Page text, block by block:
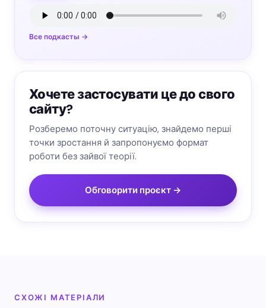
Все подкасты →
Хочете застосувати це до свого
сайту?
Розберемо поточну ситуацію, знайдемо перші
точки зростання й запропонуємо формат
роботи без зайвої теорії.
Обговорити проєкт →
СХОЖІ МАТЕРІАЛИ